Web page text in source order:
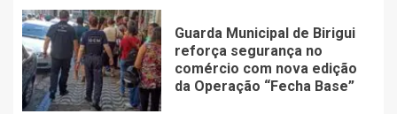
Guarda Municipal de Birigui
reforça segurança no
comércio com nova edição
da Operação “Fecha Base”